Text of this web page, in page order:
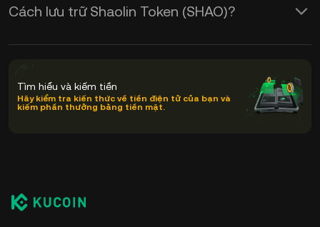
Cách lưu trữ Shaolin Token (SHAO)?
Tìm hiểu và kiếm tiền
Hãy kiểm tra kiến thức về tiền điện tử của bạn và
kiếm phần thưởng bằng tiền mặt.